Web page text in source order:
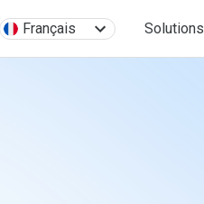
Français Solutions